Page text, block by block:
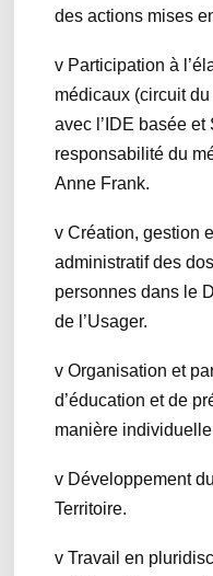
des actions mises
v Participation à
médicaux (circuit
avec l’IDE basée et
responsabilité du
Anne Frank.
v Création, gestion
administratif des
personnes dans le
de l’Usager.
v Organisation et
d’éducation et de
manière
v Développement
Territoire.
v Travail en